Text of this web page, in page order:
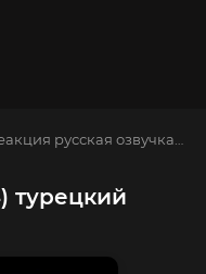
русская озвучка смотреть полностью онлайн!
турецкий